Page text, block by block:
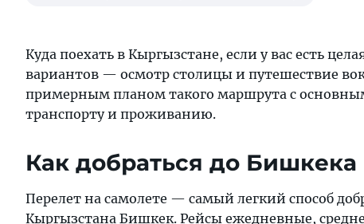
Куда поехать в Кыргызстане, если у вас есть
вариантов — осмотр столицы и путешествие
примерным планом такого маршрута с
транспорту и проживанию.
Как добраться до Бишкека
Перелет на самолете — самый легкий способ
Кыргызстана Бишкек. Рейсы ежедневные,